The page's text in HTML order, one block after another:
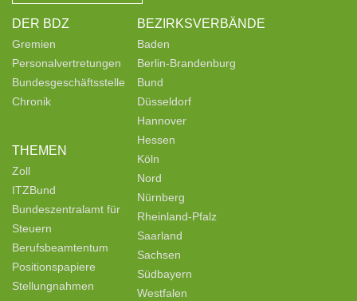
DER BDZ
Gremien
Personalvertretungen
Bundesgeschäftsstelle
Chronik
THEMEN
Zoll
ITZBund
Bundeszentralamt für
Steuern
Berufsbeamtentum
Positionspapiere
Stellungnahmen
BEZIRKSVERBÄNDE
Baden
Berlin-Brandenburg
Bund
Düsseldorf
Hannover
Hessen
Köln
Nord
Nürnberg
Rheinland-Pfalz
Saarland
Sachsen
Südbayern
Westfalen